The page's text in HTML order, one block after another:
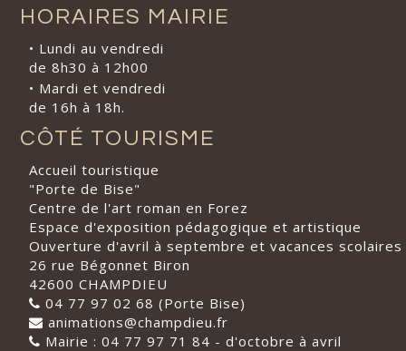
HORAIRES MAIRIE
• Lundi au vendredi
de 8h30 à 12h00
• Mardi et vendredi
de 16h à 18h.
CÔTÉ TOURISME
Accueil touristique
"Porte de Bise"
Centre de l'art roman en Forez
Espace d'exposition pédagogique et artistique
Ouverture d'avril à septembre et vacances scolaires
26 rue Bégonnet Biron
42600 CHAMPDIEU
04 77 97 02 68 (Porte Bise)
animations@champdieu.fr
Mairie : 04 77 97 71 84 - d'octobre à avril